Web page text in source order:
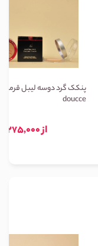
پنکک گرد دوسه لیبل قرمز
doucce
از 275,000 تومان